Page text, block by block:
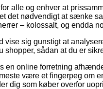
alle og enhver at
det nødvendigt at sænke
– kolossalt, og endda
sig gunstigt at
shopper, sådan at du er
en online forretning
være et fingerpeg om
dig som køber overfor